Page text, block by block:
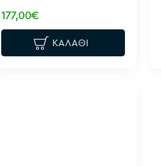
177,00€
ΚΑΛΆΘΙ